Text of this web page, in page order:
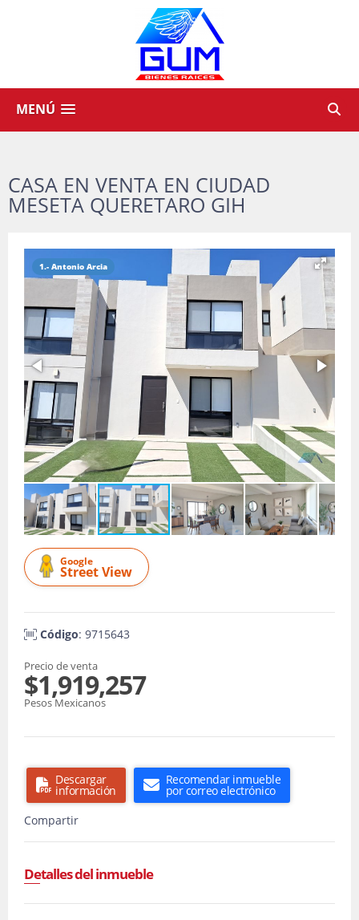
MENÚ
CASA EN VENTA EN CIUDAD
MESETA QUERETARO GIH
1.- Antonio Arcia
Google
Street View
Código: 9715643
Precio de venta
$1,919,257
Pesos Mexicanos
Descargar
información
Recomendar inmueble
por correo electrónico
Compartir
Detalles del inmueble